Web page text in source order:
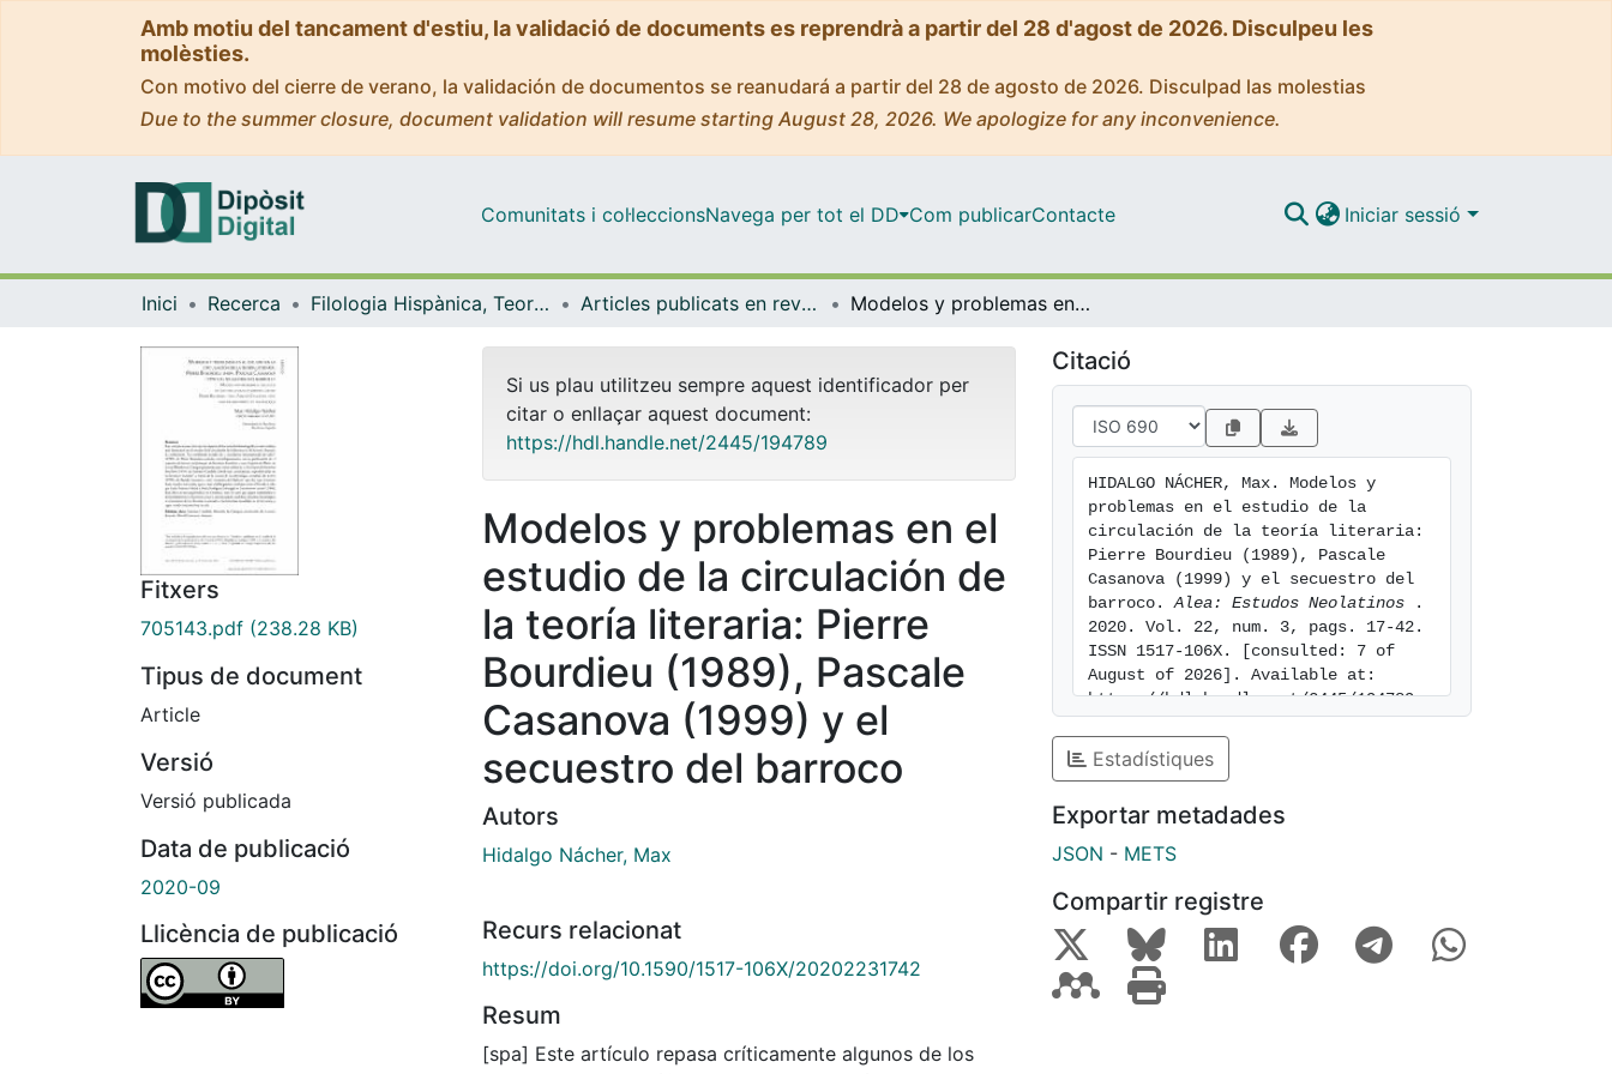
Amb motiu del tancament d'estiu, la validació de documents es reprendrà a partir del 28 d'agost de 2026. Disculpeu les
molèsties.
Con motivo del cierre de verano, la validación de documentos se reanudará a partir del 28 de agosto de 2026. Disculpad las molestias
Due to the summer closure, document validation will resume starting August 28, 2026. We apologize for any inconvenience.
Comunitats i col·leccionsNavega per tot el DD Com publicarContacte Iniciar sessió
Inici Recerca Filologia Hispànica, Teoria de la Literatura i Comunicació Articles publicats en revistes (Filologia Hispànica, Teoria de la Literatura i Comunicació) Modelos y problemas en el estudio de la circulación de la teoría literaria: Pierre Bourdieu (1989), Pascale Casanova (1999) y el secuestro del barroco
Fitxers
705143.pdf (238.28 KB)
Tipus de document
Article
Versió
Versió publicada
Data de publicació
2020-09
Llicència de publicació
Si us plau utilitzeu sempre aquest identificador per
citar o enllaçar aquest document:
https://hdl.handle.net/2445/194789
Modelos y problemas en el
estudio de la circulación de
la teoría literaria: Pierre
Bourdieu (1989), Pascale
Casanova (1999) y el
secuestro del barroco
Autors
Hidalgo Nácher, Max
Recurs relacionat
https://doi.org/10.1590/1517-106X/20202231742
Resum
[spa] Este artículo repasa críticamente algunos de los
Citació
HIDALGO NÁCHER, Max. Modelos y
problemas en el estudio de la
circulación de la teoría literaria:
Pierre Bourdieu (1989), Pascale
Casanova (1999) y el secuestro del
barroco. Alea: Estudos Neolatinos
.
2020. Vol. 22, num. 3, pags. 17-42.
ISSN 1517-106X. [consulted: 7 of
August of 2026]. Available at:
https://hdl.handle.net/2445/194789
Estadístiques
Exportar metadades
JSON - METS
Compartir registre